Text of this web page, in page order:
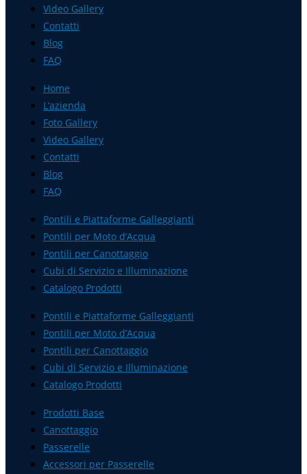
Video Gallery
Contatti
Blog
FAQ
Home
L’azienda
Foto Gallery
Video Gallery
Contatti
Blog
FAQ
Pontili e Piattaforme Galleggianti
Pontili per Moto d’Acqua
Pontili per Canottaggio
Cubi di Servizio e Illuminazione
Catalogo Prodotti
Pontili e Piattaforme Galleggianti
Pontili per Moto d’Acqua
Pontili per Canottaggio
Cubi di Servizio e Illuminazione
Catalogo Prodotti
Prodotti Base
Canottaggio
Passerelle
Accessori per Passerelle